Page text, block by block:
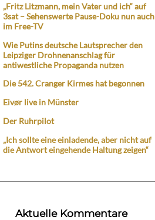
„Fritz Litzmann, mein Vater und ich“ auf
3sat – Sehenswerte Pause-Doku nun auch
im Free-TV
Wie Putins deutsche Lautsprecher den
Leipziger Drohnenanschlag für
antiwestliche Propaganda nutzen
Die 542. Cranger Kirmes hat begonnen
Eivør live in Münster
Der Ruhrpilot
„Ich sollte eine einladende, aber nicht auf
die Antwort eingehende Haltung zeigen“
Aktuelle Kommentare